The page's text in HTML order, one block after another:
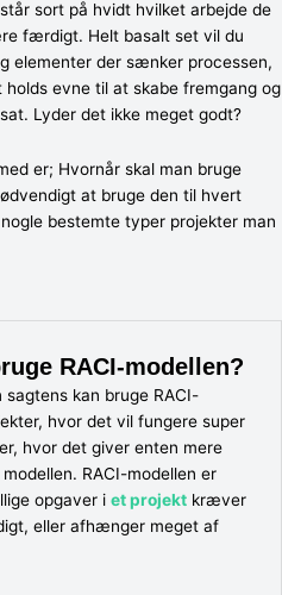
sort på hvidt hvilket arbejde de
færdigt. Helt basalt set vil du
elementer der sænker processen,
evne til at skabe fremgang og
Lyder det ikke meget godt?
er; Hvornår skal man bruge
at bruge den til hvert
bestemte typer projekter man
RACI-modellen?
kan bruge RACI-
hvor det vil fungere super
hvor det giver enten mere
RACI-modellen er
opgaver i et projekt kræver
eller afhænger meget af